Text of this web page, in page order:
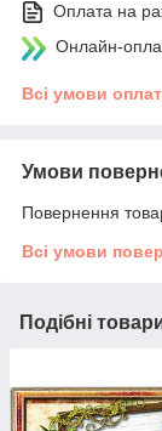
Оплата на
Онлайн-
Всі умови
Умови
Повернення
Всі умови
Подібні